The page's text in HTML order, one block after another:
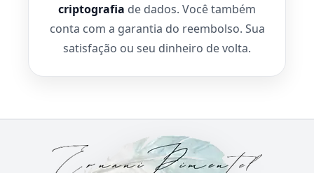
criptografia de dados. Você também
conta com a garantia do reembolso. Sua
satisfação ou seu dinheiro de volta.